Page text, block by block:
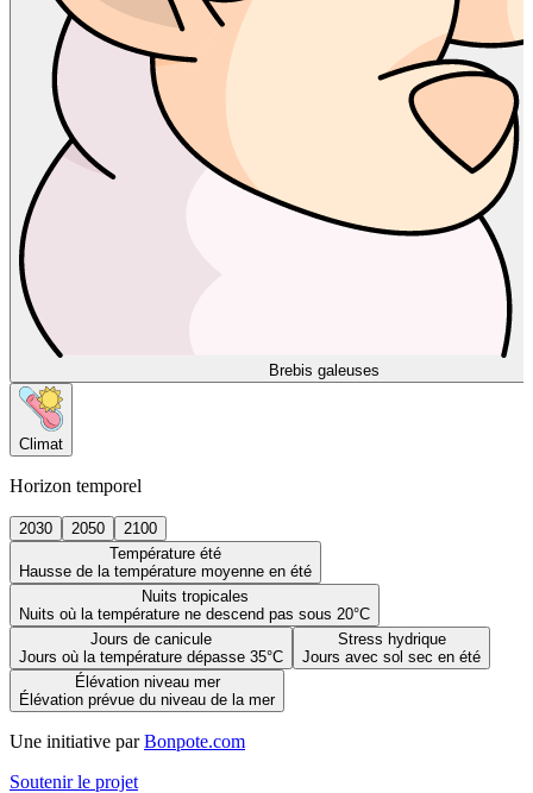
Brebis galeuses
Climat
Horizon temporel
2030 2050
2100
Température été
Hausse de la température moyenne en été
Nuits tropicales
Nuits où la température ne descend pas sous 20°C
Jours de canicule
Jours où la température dépasse 35°C
Stress hydrique
Jours avec sol sec en été
Élévation niveau mer
Élévation prévue du niveau de la mer
Une initiative par Bonpote.com
Soutenir le projet